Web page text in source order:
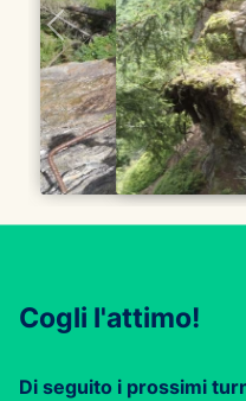
Cogli l'attimo!
Di seguito i prossimi